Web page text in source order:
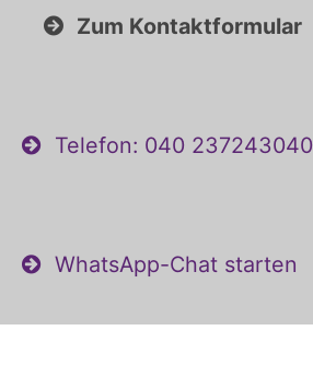
Zum Kontaktformular
Telefon: 040 237243040
WhatsApp-Chat starten